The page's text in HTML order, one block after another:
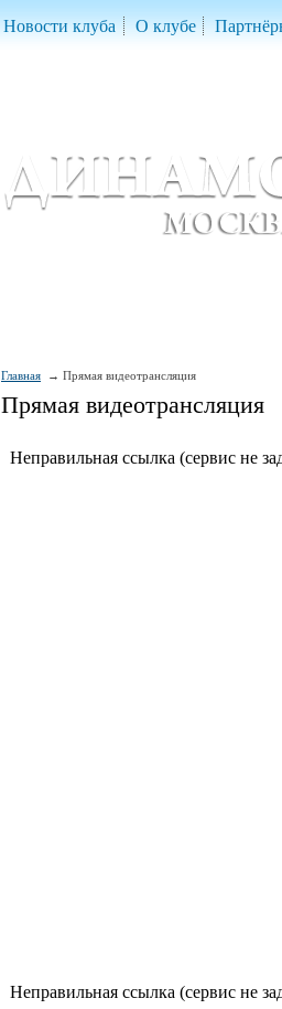
Новости клуба О клубе
Главная Прямая видеотрансляция
Прямая видеотрансляция